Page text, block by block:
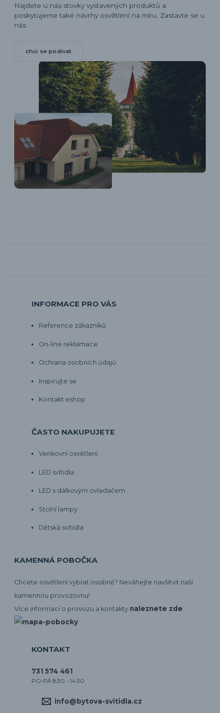
Najdete u nás stovky vystavených produktů a
poskytujeme také návrhy osvětlení na míru. Zastavte se u
nás.
chci se podívat
INFORMACE PRO VÁS
Reference zákazníků
On-line reklamace
Ochrana osobních údajů
Inspirujte se
Kontakt eshop
ČASTO NAKUPUJETE
Venkovní osvětlení
LED svítidla
LED s dálkovým ovladačem
Stolní lampy
Dětská svítidla
KAMENNÁ POBOČKA
Chcete osvětlení vybrat osobně? Neváhejte navšítvit naší
kamennou provozovnu!
Více informací o provozu a kontakty naleznete zde
KONTAKT
731 574 461
PO-PÁ 8:30 - 14:30
info@bytova-svitidla.cz